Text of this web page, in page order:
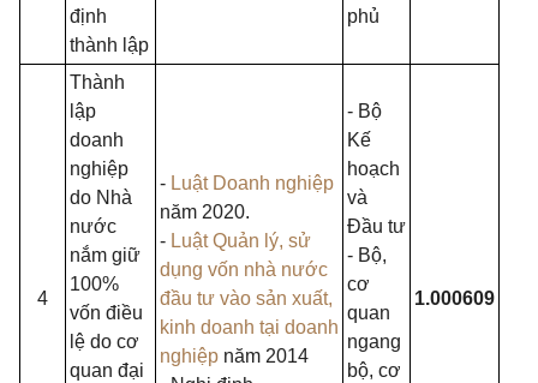
định
thành lập
phủ
4
Thành
lập
doanh
nghiệp
do Nhà
nước
nắm giữ
100%
vốn điều
lệ do cơ
quan đại
- Luật Doanh nghiệp
năm 2020.
- Luật Quản lý, sử
dụng vốn nhà nước
đầu tư vào sản xuất,
kinh doanh tại doanh
nghiệp năm 2014
- Bộ
Kế
hoạch
và
Đầu tư
- Bộ,
cơ
quan
ngang
bộ, cơ
1.000609